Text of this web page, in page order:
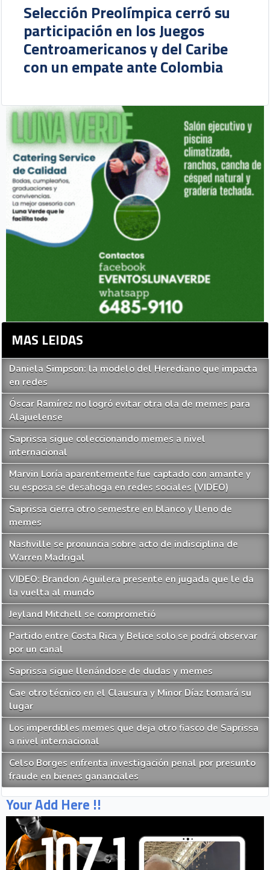
Selección Preolímpica cerró su
participación en los Juegos
Centroamericanos y del Caribe
con un empate ante Colombia
MAS LEIDAS
Daniela Simpson: la modelo del Herediano que impacta
en redes
Óscar Ramírez no logró evitar otra ola de memes para
Alajuelense
Saprissa sigue coleccionando memes a nivel
internacional
Marvin Loría aparentemente fue captado con amante y
su esposa se desahoga en redes sociales (VIDEO)
Saprissa cierra otro semestre en blanco y lleno de
memes
Nashville se pronuncia sobre acto de indisciplina de
Warren Madrigal
VIDEO: Brandon Aguilera presente en jugada que le da
la vuelta al mundo
Jeyland Mitchell se comprometió
Partido entre Costa Rica y Belice solo se podrá observar
por un canal
Saprissa sigue llenándose de dudas y memes
Cae otro técnico en el Clausura y Minor Díaz tomará su
lugar
Los imperdibles memes que deja otro fiasco de Saprissa
a nivel internacional
Celso Borges enfrenta investigación penal por presunto
fraude en bienes gananciales
Your Add Here !!